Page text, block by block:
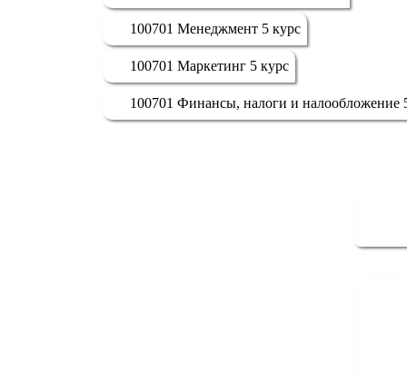
100701 Менеджмент 5 курс
100701 Маркетинг 5 курс
100701 Финансы, налоги и налообложение